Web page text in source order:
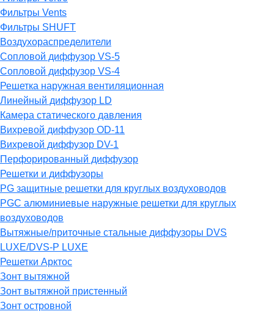
Фильтры Vents
Фильтры SHUFT
Воздухораспределители
Сопловой диффузор VS-5
Сопловой диффузор VS-4
Решетка наружная вентиляционная
Линейный диффузор LD
Камера статического давления
Вихревой диффузор OD-11
Вихревой диффузор DV-1
Перфорированный диффузор
Решетки и диффузоры
PG защитные решетки для круглых воздуховодов
PGC алюминиевые наружные решетки для круглых
воздуховодов
Вытяжные/приточные стальные диффузоры DVS
LUXE/DVS-P LUXE
Решетки Арктос
Зонт вытяжной
Зонт вытяжной пристенный
Зонт островной